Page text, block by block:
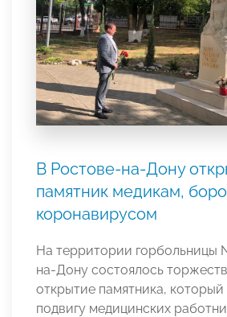
В Ростове-на-Дону
памятник медикам,
коронавирусом
На территории горбольницы
на-Дону состоялось
открытие памятника,
подвигу медицинских